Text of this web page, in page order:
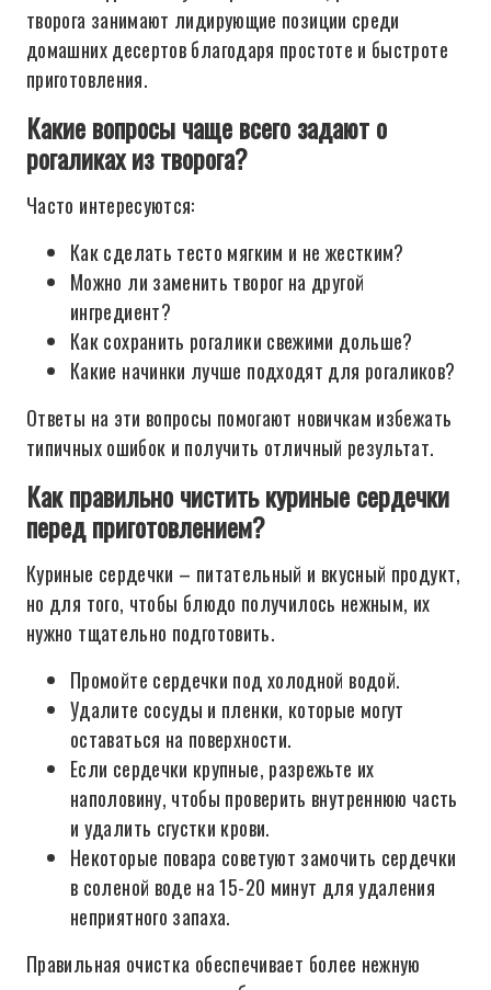
творога занимают лидирующие позиции среди
домашних десертов благодаря простоте и быстроте
приготовления.
Какие вопросы чаще всего задают о
рогаликах из творога?
Часто интересуются:
Как сделать тесто мягким и не жестким?
Можно ли заменить творог на другой
ингредиент?
Как сохранить рогалики свежими дольше?
Какие начинки лучше подходят для рогаликов?
Ответы на эти вопросы помогают новичкам избежать
типичных ошибок и получить отличный результат.
Как правильно чистить куриные сердечки
перед приготовлением?
Куриные сердечки – питательный и вкусный продукт,
но для того, чтобы блюдо получилось нежным, их
нужно тщательно подготовить.
Промойте сердечки под холодной водой.
Удалите сосуды и пленки, которые могут
оставаться на поверхности.
Если сердечки крупные, разрежьте их
наполовину, чтобы проверить внутреннюю часть
и удалить сгустки крови.
Некоторые повара советуют замочить сердечки
в соленой воде на 15-20 минут для удаления
неприятного запаха.
Правильная очистка обеспечивает более нежную